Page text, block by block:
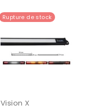
Rupture de stock
Vision X